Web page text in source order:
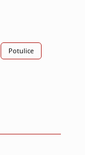
Potulice